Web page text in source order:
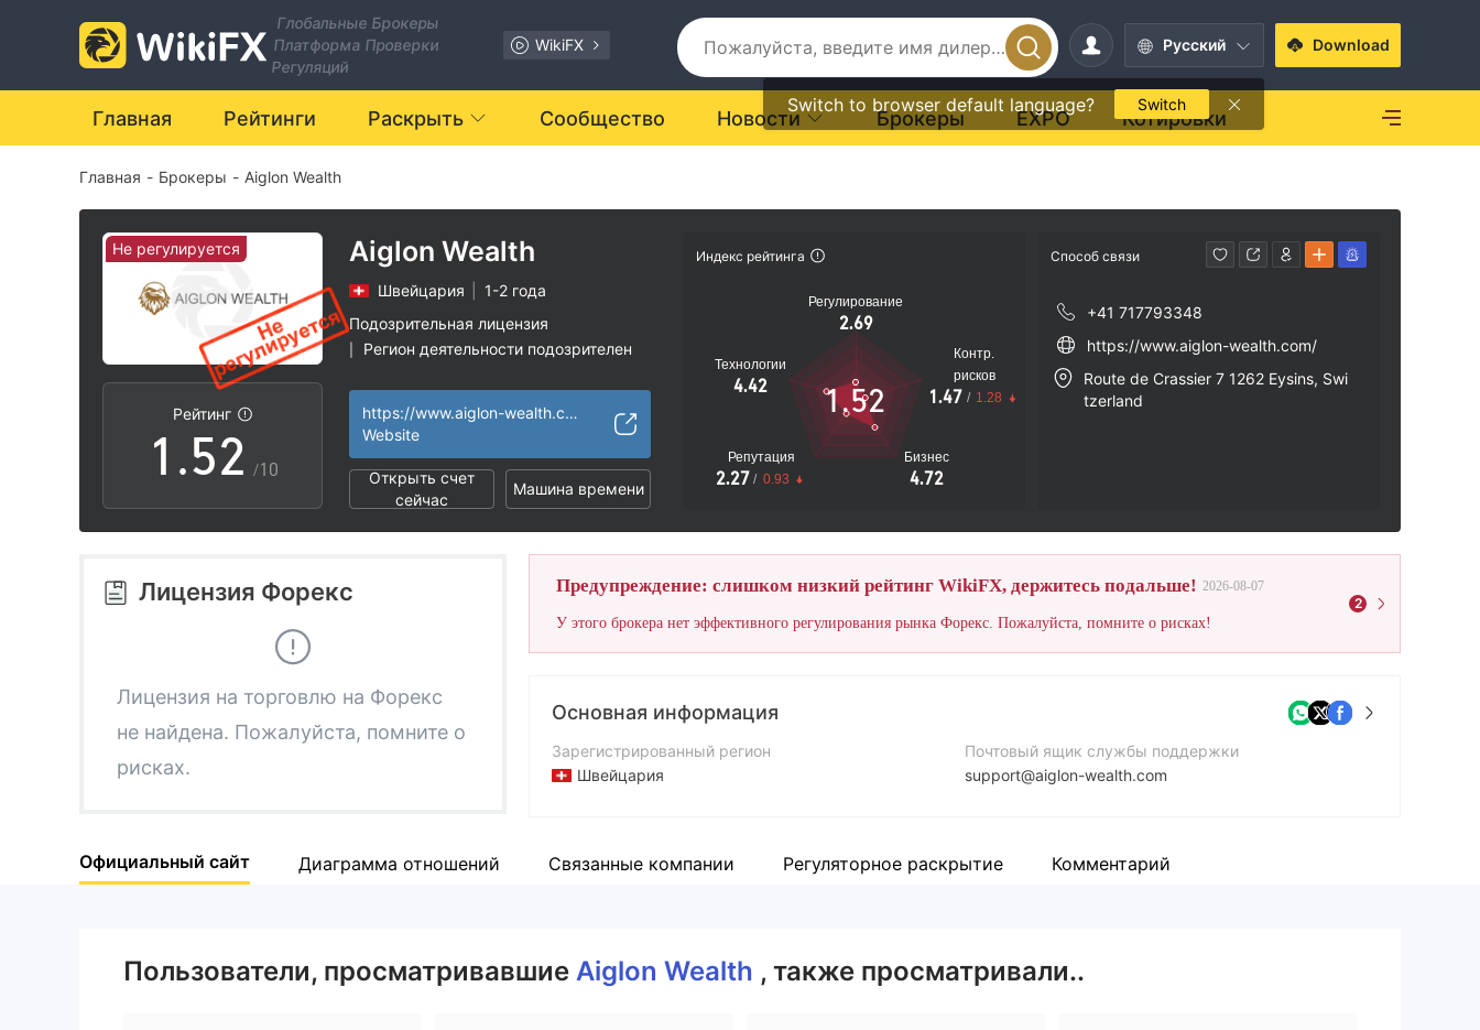
Глобальные Брокеры
Платформа Проверки
Регуляций
WikiFX Pусский
Switch to browser default language? Switch
Download
Главная Рейтинги Раскрыть Сообщество Новости Брокеры EXPO Котировки
Главная - Брокеры - Aiglon Wealth
Не регулируется
Рейтинг
0
1
2
3
5
6
8
9
.
0
1
2
3
4
5
6
7
9
0
1
2
3
4
6
8
9
/10
Aiglon Wealth
Швейцария
1-2 года
Подозрительная лицензия
Регион деятельности подозрителен
https://www.aiglon-wealth.com/
Website
Открыть счет
сейчас
Машина времени
Индекс рейтинга
Регулирование
2.69
Технологии
4.42
Репутация
2.27 / 0.93
Бизнес
4.72
Контр.
рисков
1.47 / 1.28
1.52
Способ связи
+41 717793348
https://www.aiglon-wealth.com/
Route de Crassier 7 1262 Eysins, Swi
tzerland
Лицензия Форекс
Лицензия на торговлю на Форекс
не найдена. Пожалуйста, помните о
рисках.
Предупреждение: слишком низкий рейтинг WikiFX, держитесь подальше! 2026-08-07
У этого брокера нет эффективного регулирования рынка Форекс. Пожалуйста, помните о рисках!
2
Основная информация
Зарегистрированный регион
Швейцария
Компания
Почтовый ящик службы поддержки
support@aiglon-wealth.com
Сайт компании
Официальный сайт Диаграмма отношений Связанные компании Регуляторное раскрытие Комментарий
Пользователи, просматривавшие Aiglon Wealth , также просматривали..